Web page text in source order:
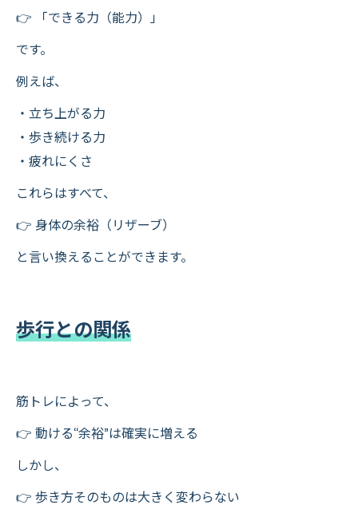
👉 「できる力（能力）」
です。
例えば、
・立ち上がる力
・歩き続ける力
・疲れにくさ
これらはすべて、
👉 身体の余裕（リザーブ）
と言い換えることができます。
歩行との関係
筋トレによって、
👉 動ける“余裕”は確実に増える
しかし、
👉 歩き方そのものは大きく変わらない